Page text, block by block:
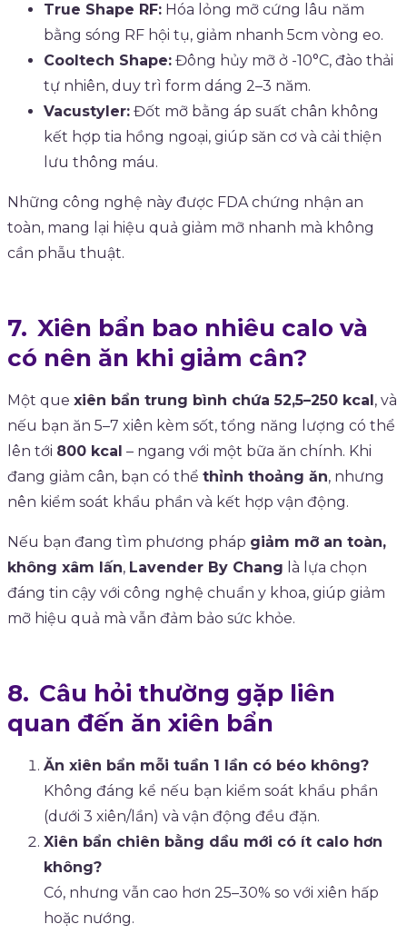
True Shape RF: Hóa lỏng mỡ cứng lâu năm
bằng sóng RF hội tụ, giảm nhanh 5cm vòng eo.
Cooltech Shape: Đông hủy mỡ ở -10°C, đào thải
tự nhiên, duy trì form dáng 2–3 năm.
Vacustyler: Đốt mỡ bằng áp suất chân không
kết hợp tia hồng ngoại, giúp săn cơ và cải thiện
lưu thông máu.
Những công nghệ này được FDA chứng nhận an
toàn, mang lại hiệu quả giảm mỡ nhanh mà không
cần phẫu thuật.
Xiên bẩn bao nhiêu calo và
có nên ăn khi giảm cân?
Một que xiên bẩn trung bình chứa 52,5–250 kcal , và
nếu bạn ăn 5–7 xiên kèm sốt, tổng năng lượng có thể
lên tới 800 kcal – ngang với một bữa ăn chính. Khi
đang giảm cân, bạn có thể thỉnh thoảng ăn, nhưng
nên kiểm soát khẩu phần và kết hợp vận động.
Nếu bạn đang tìm phương pháp giảm mỡ an toàn,
không xâm lấn, Lavender By Chang là lựa chọn
đáng tin cậy với công nghệ chuẩn y khoa, giúp giảm
mỡ hiệu quả mà vẫn đảm bảo sức khỏe.
Câu hỏi thường gặp liên
quan đến ăn xiên bẩn
Ăn xiên bẩn mỗi tuần 1 lần có béo không?
Không đáng kể nếu bạn kiểm soát khẩu phần
(dưới 3 xiên/lần) và vận động đều đặn.
Xiên bẩn chiên bằng dầu mới có ít calo hơn
không?
Có, nhưng vẫn cao hơn 25–30% so với xiên hấp
hoặc nướng.